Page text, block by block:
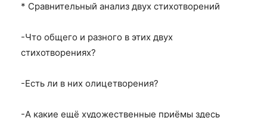
* Сравнительный анализ двух стихотворений
-Что общего и разного в этих двух
стихотворениях?
-Есть ли в них олицетворения?
-А какие ещё художественные приёмы здесь